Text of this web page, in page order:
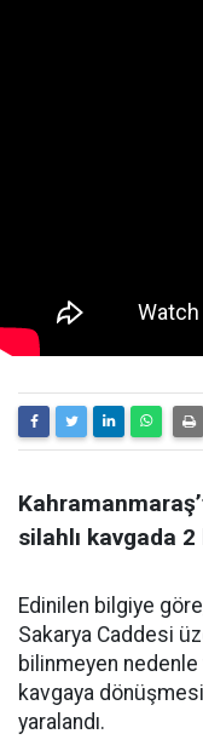
silahlı kavgada
Edinilen bilgiye
Sakarya Caddesi
bilinmeyen nedenle
kavgaya
yaralandı.